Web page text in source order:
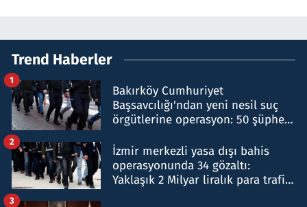
Trend Haberler
Bakırköy Cumhuriyet
Başsavcılığı'ndan yeni nesil suç
örgütlerine operasyon: 50 şüpheli
1
İzmir merkezli yasa dışı bahis
operasyonunda 34 gözaltı:
Yaklaşık 2 Milyar liralık para trafiği
2
3